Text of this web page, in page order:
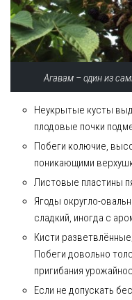
Агавам – один из
Неукрытые кусты
плодовые почки
Побеги колючие,
поникающими
Листовые пластины
Ягоды округло-
сладкий, иногда с
Кисти
Побеги довольно
пригибания
Если не допускать